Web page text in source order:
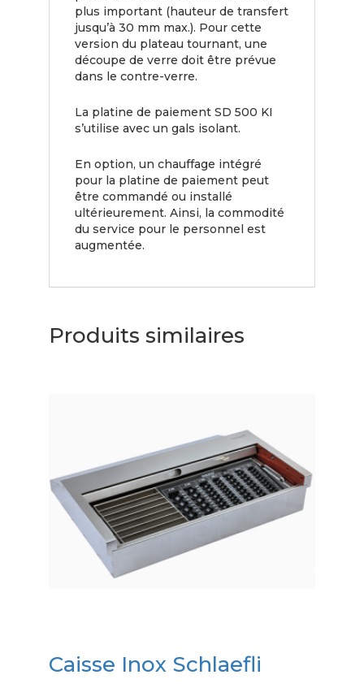
plus important (hauteur de transfert
jusqu’à 30 mm max.). Pour cette
version du plateau tournant, une
découpe de verre doit être prévue
dans le contre-verre.
La platine de paiement SD 500 KI
s’utilise avec un gals isolant.
En option, un chauffage intégré
pour la platine de paiement peut
être commandé ou installé
ultérieurement. Ainsi, la commodité
du service pour le personnel est
augmentée.
Produits similaires
Caisse Inox Schlaefli